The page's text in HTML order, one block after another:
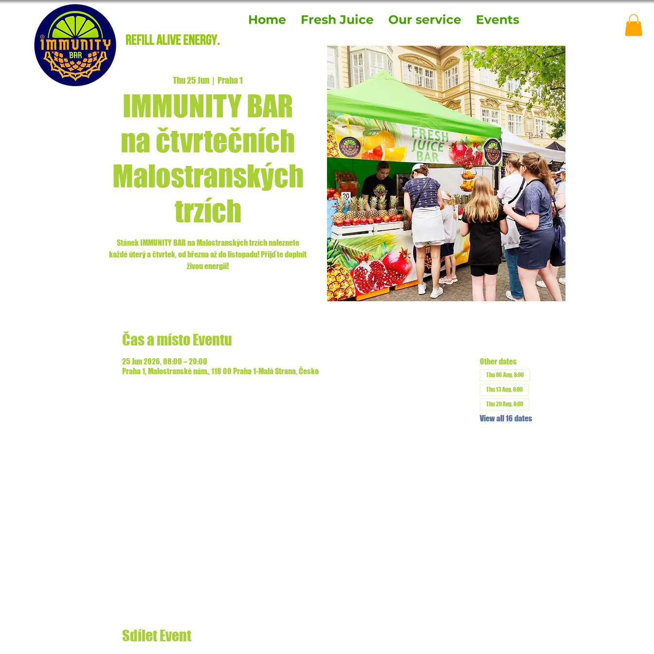
Home Fresh Juice Our service Events
Thu 25 Jun
  |
Praha 1
IMMUNITY BAR
na čtvrtečních
Malostranských
trzích
Stánek IMMUNITY BAR na Malostranských trzích naleznete
každé úterý a čtvrtek, od března až do listopadu! Přijďte doplnit
živou energii!
Čas a místo Eventu
25 Jun 2026, 08:00 – 20:00
Praha 1, Malostranské nám., 118 00 Praha 1-Malá Strana, Česko
Other dates
Thu 06 Aug, 8:00
Thu 13 Aug, 8:00
Thu 20 Aug, 8:00
View all 16 dates
Sdílet Event